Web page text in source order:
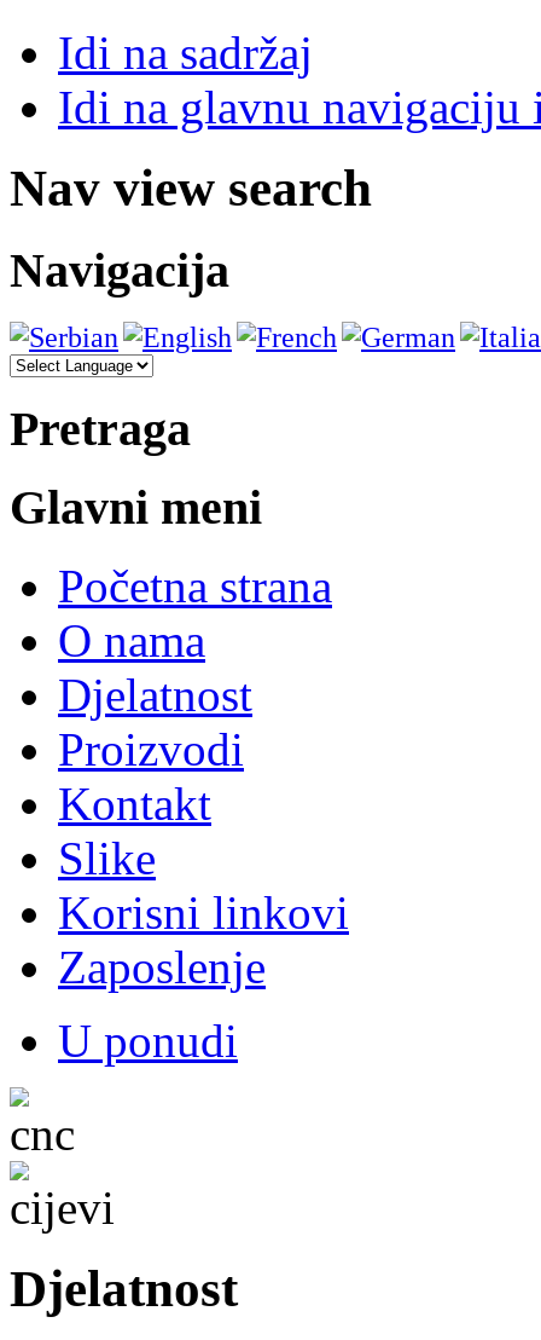
Idi na sadržaj
Idi na glavnu navigaciju
Nav view search
Navigacija
Pretraga
Glavni meni
Početna strana
O nama
Djelatnost
Proizvodi
Kontakt
Slike
Korisni linkovi
Zaposlenje
U ponudi
Djelatnost